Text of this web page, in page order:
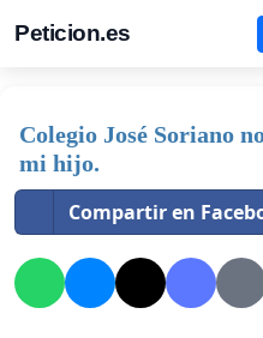
Peticion.es
Colegio José Soriano
mi hijo.
Compartir en